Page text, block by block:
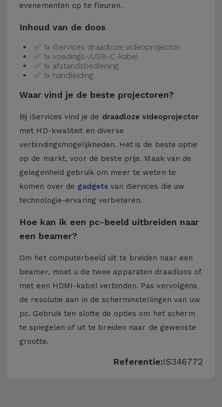
evenementen op te fleuren.
Inhoud van de doos
✅ 1x iServices draadloze videoprojector
✅ 1x voedings-/USB-C-kabel
✅ 1x afstandsbediening
✅ 1x handleiding
Waar vind je de beste projectoren?
Bij iServices vind je de draadloze videoprojector
met HD-kwaliteit en diverse
verbindingsmogelijkheden. Het is de beste optie
op de markt, voor de beste prijs. Maak van de
gelegenheid gebruik om meer te weten te
komen over de gadgets van iServices die uw
technologie-ervaring verbeteren.
Hoe kan ik een pc-beeld uitbreiden naar
een beamer?
Om het computerbeeld uit te breiden naar een
beamer, moet u de twee apparaten draadloos of
met een HDMI-kabel verbinden. Pas vervolgens
de resolutie aan in de scherminstellingen van uw
pc. Gebruik ten slotte de opties om het scherm
te spiegelen of uit te breiden naar de gewenste
grootte.
Referentie:IS346772